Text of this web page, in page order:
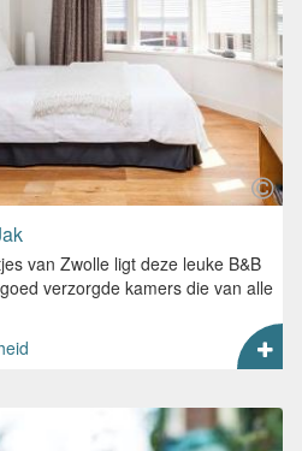
van Zwolle ligt deze leuke B&B
verzorgde kamers die van alle